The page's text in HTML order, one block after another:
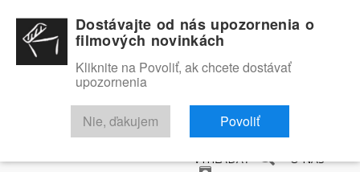
RECENZIE TRAILERY FILMOVÁ DATABÁZA
VYHĽADAŤ O NÁS
Dostávajte od nás upozornenia o
filmových novinkách
Kliknite na Povoliť, ak chcete dostávať
upozornenia
Nie, ďakujem Povoliť